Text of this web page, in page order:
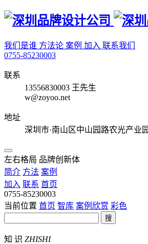
我们是谁 方法论 案例 加入 联系我们
0755-85230003
联系
13556830003 王先生
w@zoyoo.net
地址
深圳市·南山区中山园路农光产业
左右格局 品牌创新体
简介 方法 案例
加入 联系 首页
0755-85230003
当前位置 首页 智库 案例欣赏 彩色
搜
知 识 ZHISHI